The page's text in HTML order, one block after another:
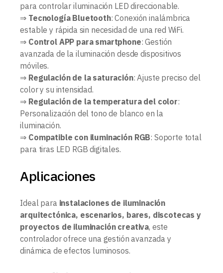
para controlar iluminación LED direccionable.
⇒ Tecnología Bluetooth: Conexión inalámbrica
estable y rápida sin necesidad de una red WiFi.
⇒ Control APP para smartphone: Gestión
avanzada de la iluminación desde dispositivos
móviles.
⇒ Regulación de la saturación: Ajuste preciso del
color y su intensidad.
⇒ Regulación de la temperatura del color:
Personalización del tono de blanco en la
iluminación.
⇒ Compatible con iluminación RGB: Soporte total
para tiras LED RGB digitales.
Aplicaciones
Ideal para instalaciones de iluminación
arquitectónica, escenarios, bares, discotecas y
proyectos de iluminación creativa, este
controlador ofrece una gestión avanzada y
dinámica de efectos luminosos.